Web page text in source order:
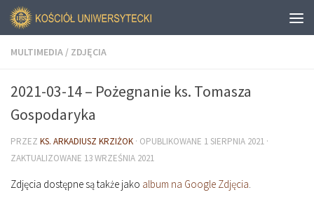
MULTIMEDIA / ZDJĘCIA
2021-03-14 – Pożegnanie ks. Tomasza
Gospodaryka
PRZEZ KS. ARKADIUSZ KRZIŻOK · OPUBLIKOWANE 1 SIERPNIA 2021 ·
ZAKTUALIZOWANE 13 WRZEŚNIA 2021
Zdjęcia dostępne są także jako album na Google Zdjęcia.